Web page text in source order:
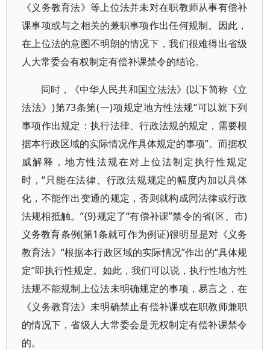
《义务教育法》等上位法并未对在职教师从事有偿补
课事项或与之相关的兼职事项作出任何规制。因此，
在上位法的意图不明朗的情况下，我们很难得出省级
人大常委会有权制定有偿补课禁令的结论。
同时，《中华人民共和国立法法》(以下简称《立
法法》)第73条第(一)项规定地方性法规“可以就下列
事项作出规定：执行法律、行政法规的规定，需要根
据本行政区域的实际情况作具体规定的事项”。而据权
威解释，地方性法规在对上位法制定执行性规定
时，“只能在法律、行政法规规定的幅度内加以具体
化，不能作出变通的规定，否则就构成同法律或行政
法规相抵触。”{9}规定了“有偿补课”禁令的省(区、市)
义务教育条例(第1条就可作为例证)很明显是对《义务
教育法》“根据本行政区域的实际情况”作出的“具体规
定”即执行性规定。如此，我们可以说，执行性地方性
法规不能规制上位法未明确规定的事项，易言之，在
《义务教育法》未明确禁止有偿补课或在职教师兼职
的情况下，省级人大常委会是无权制定有偿补课禁令
的。